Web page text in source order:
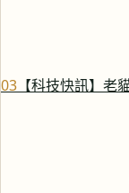
03 【科技快訊】老